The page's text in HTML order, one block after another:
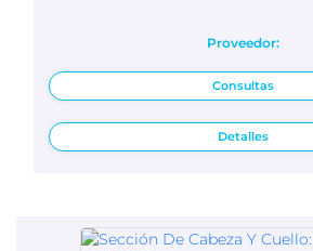
Proveedor:
Consultas
Detalles